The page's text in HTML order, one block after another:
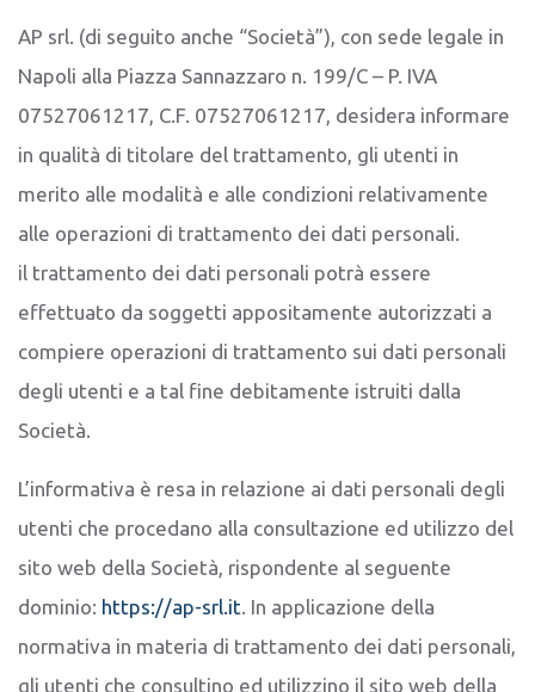
AP srl. (di seguito anche “Società”), con sede legale in
Napoli alla Piazza Sannazzaro n. 199/C – P. IVA
07527061217, C.F. 07527061217, desidera informare
in qualità di titolare del trattamento, gli utenti in
merito alle modalità e alle condizioni relativamente
alle operazioni di trattamento dei dati personali.
il trattamento dei dati personali potrà essere
effettuato da soggetti appositamente autorizzati a
compiere operazioni di trattamento sui dati personali
degli utenti e a tal fine debitamente istruiti dalla
Società.
L’informativa è resa in relazione ai dati personali degli
utenti che procedano alla consultazione ed utilizzo del
sito web della Società, rispondente al seguente
dominio: https://ap-srl.it. In applicazione della
normativa in materia di trattamento dei dati personali,
gli utenti che consultino ed utilizzino il sito web della